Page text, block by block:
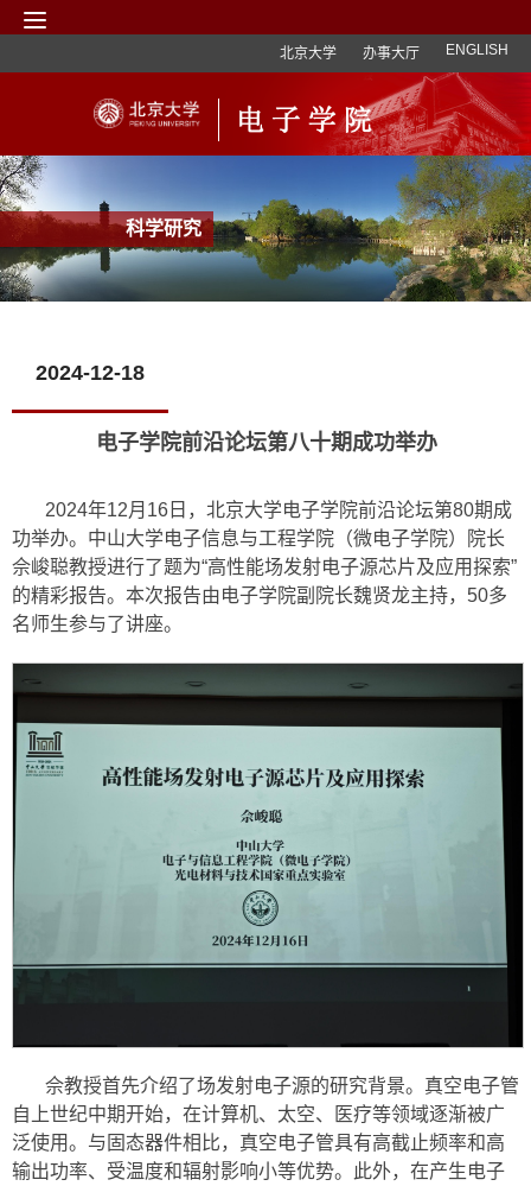
北京大学 办事大厅 ENGLISH
科学研究
2024-12-18
电子学院前沿论坛第八十期成功举办
2024年12月16日，北京大学电子学院前沿论坛第80期成
功举办。中山大学电子信息与工程学院（微电子学院）院长
佘峻聪教授进行了题为“高性能场发射电子源芯片及应用探索”
的精彩报告。本次报告由电子学院副院长魏贤龙主持，50多
名师生参与了讲座。
佘教授首先介绍了场发射电子源的研究背景。真空电子管
自上世纪中期开始，在计算机、太空、医疗等领域逐渐被广
泛使用。与固态器件相比，真空电子管具有高截止频率和高
输出功率、受温度和辐射影响小等优势。此外，在产生电子